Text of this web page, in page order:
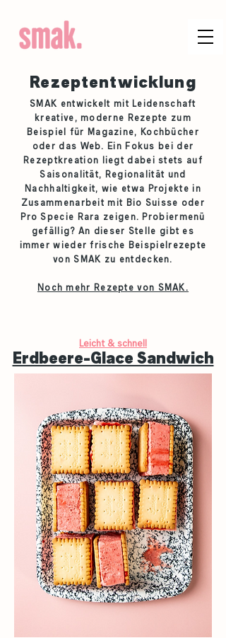
Rezeptentwicklung
SMAK entwickelt mit Leidenschaft
kreative, moderne Rezepte zum
Beispiel für Magazine, Kochbücher
oder das Web. Ein Fokus bei der
Rezeptkreation liegt dabei stets auf
Saisonalität, Regionalität und
Nachhaltigkeit, wie etwa Projekte in
Zusammenarbeit mit Bio Suisse oder
Pro Specie Rara zeigen. Probiermenü
gefällig? An dieser Stelle gibt es
immer wieder frische Beispielrezepte
von SMAK zu entdecken.
Noch mehr Rezepte von SMAK.
Leicht & schnell
Erdbeere-Glace Sandwich